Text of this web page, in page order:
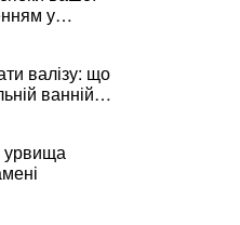
у
валізу: що
ванній
урвища